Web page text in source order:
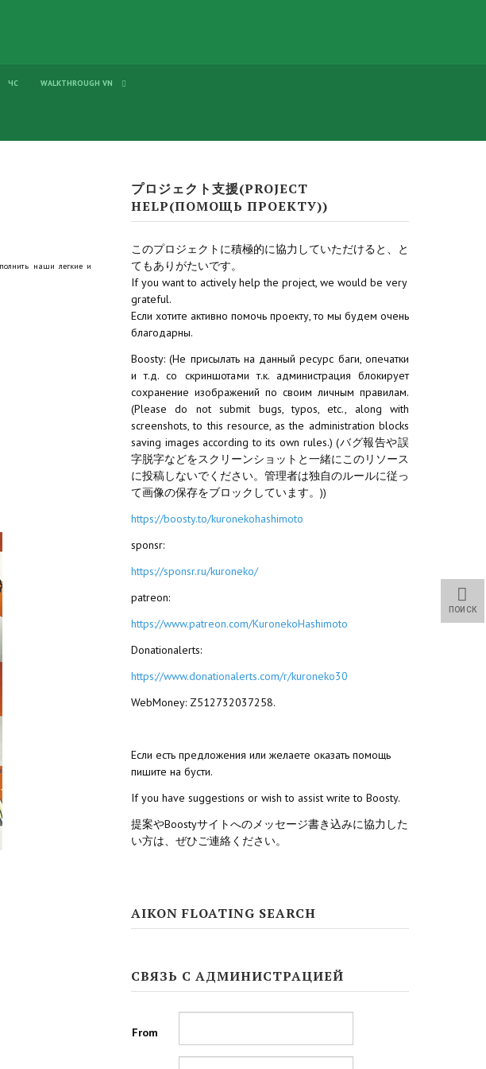
ЧС WALKTHROUGH VN
наши легкие и
プロジェクト支援(PROJECT
HELP(ПОМОЩЬ ПРОЕКТУ))
このプロジェクトに積極的に協力していただけると、と
てもありがたいです。
If you want to actively help the project, we would be very
grateful.
Если хотите активно помочь проекту, то мы будем очень
благодарны.
Boosty: (Не присылать на данный ресурс баги, опечатки
и т.д. со скриншотами т.к. администрация блокирует
сохранение изображений по своим личным правилам.
(Please do not submit bugs, typos, etc., along with
screenshots, to this resource, as the administration blocks
saving images according to its own rules.) (バグ報告や誤
字脱字などをスクリーンショットと一緒にこのリソース
に投稿しないでください。管理者は独自のルールに従っ
て画像の保存をブロックしています。))
https://boosty.to/kuronekohashimoto
sponsr:
https://sponsr.ru/kuroneko/
patreon:
https://www.patreon.com/KuronekoHashimoto
Donationalerts:
https://www.donationalerts.com/r/kuroneko30
WebMoney: Z512732037258.
Если есть предложения или желаете оказать помощь
пишите на бусти.
If you have suggestions or wish to assist write to Boosty.
提案やBoostyサイトへのメッセージ書き込みに協力した
い方は、ぜひご連絡ください。
AIKON FLOATING SEARCH
ПОИСК
СВЯЗЬ С АДМИНИСТРАЦИЕЙ
From